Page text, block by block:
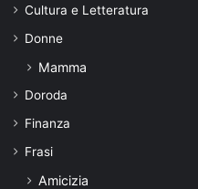
Cultura e Letteratura
Donne
Mamma
Doroda
Finanza
Frasi
Amicizia